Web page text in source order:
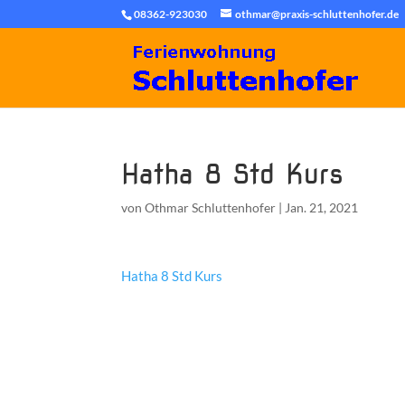
08362-923030 othmar@praxis-schluttenhofer.de
Hatha 8 Std Kurs
vonOthmar Schluttenhofer | Jan. 21, 2021
Hatha 8 Std Kurs